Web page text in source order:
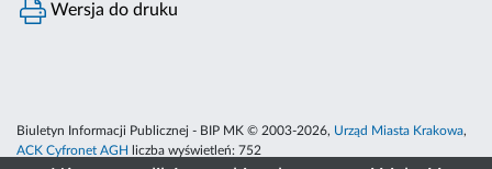
Wersja do druku
Biuletyn Informacji Publicznej - BIP MK © 2003-2026, Urząd Miasta Krakowa,
ACK Cyfronet AGH
liczba wyświetleń: 752